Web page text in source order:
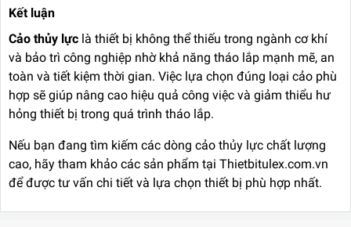
Kết luận
Cảo thủy lực là thiết bị không thể thiếu trong ngành cơ khí
và bảo trì công nghiệp nhờ khả năng tháo lắp mạnh mẽ, an
toàn và tiết kiệm thời gian. Việc lựa chọn đúng loại cảo phù
hợp sẽ giúp nâng cao hiệu quả công việc và giảm thiểu hư
hỏng thiết bị trong quá trình tháo lắp.
Nếu bạn đang tìm kiếm các dòng cảo thủy lực chất lượng
cao, hãy tham khảo các sản phẩm tại Thietbitulex.com.vn
để được tư vấn chi tiết và lựa chọn thiết bị phù hợp nhất.